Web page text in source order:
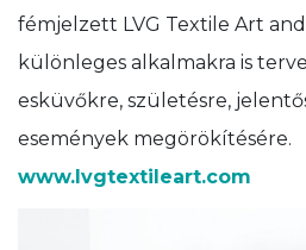
fémjelzett LVG Textile Art
különleges alkalmakra is
esküvőkre, születésre,
események megörökítésére.
www.lvgtextileart.com